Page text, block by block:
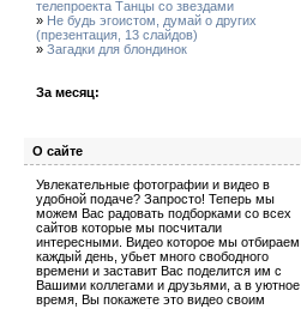
телепроекта Танцы со звездами
» Не будь эгоистом, думай о других
(презентация, 13 слайдов)
» Загадки для блондинок
За месяц:
О сайте
Увлекательные фотографии и видео в
удобной подаче? Запросто! Теперь мы
можем Вас радовать подборками со всех
сайтов которые мы посчитали
интересными. Видео которое мы отбираем
каждый день, убьет много свободного
времени и заставит Вас поделится им с
Вашими коллегами и друзьями, а в уютное
время, Вы покажете это видео своим